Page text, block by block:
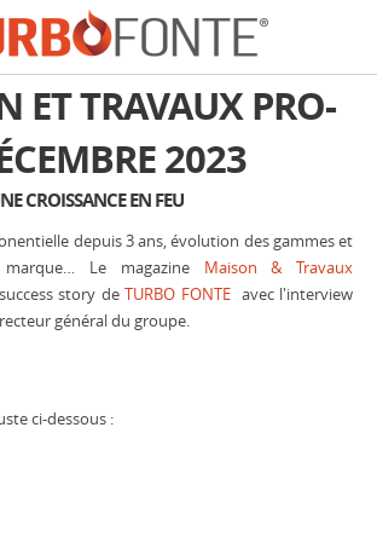
ET TRAVAUX PRO-
2023
CROISSANCE EN FEU
depuis 3 ans, évolution des gammes et
Le magazine Maison & Travaux
story deTURBO FONTE avec l'interview
général du groupe.
ci-dessous :
cookies